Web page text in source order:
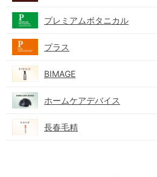
プレミアムボタニカル
プラス
BIMAGE
ホームケアデバイス
長春毛精